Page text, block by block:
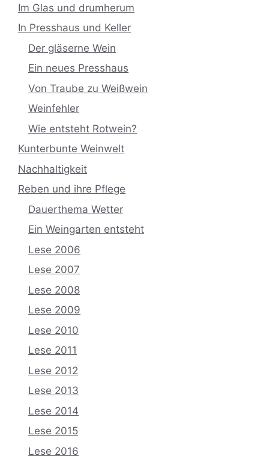
Im Glas und drumherum
In Presshaus und Keller
Der gläserne Wein
Ein neues Presshaus
Von Traube zu Weißwein
Weinfehler
Wie entsteht Rotwein?
Kunterbunte Weinwelt
Nachhaltigkeit
Reben und ihre Pflege
Dauerthema Wetter
Ein Weingarten entsteht
Lese 2006
Lese 2007
Lese 2008
Lese 2009
Lese 2010
Lese 2011
Lese 2012
Lese 2013
Lese 2014
Lese 2015
Lese 2016